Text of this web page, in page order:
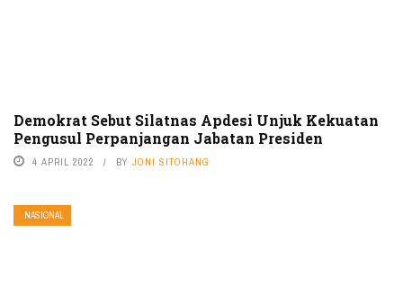
Demokrat Sebut Silatnas Apdesi Unjuk Kekuatan
Pengusul Perpanjangan Jabatan Presiden
4 APRIL 2022 BY JONI SITOHANG
NASIONAL